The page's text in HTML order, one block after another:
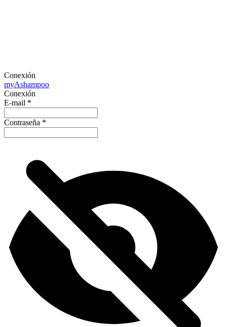
Conexión
myAshampoo
Conexión
E-mail *
Contraseña *